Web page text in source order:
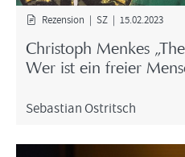
Re­zen­si­on | SZ | 15.02.2023
Chris­toph Men­kes
Wer ist ein frei­er
Se­bas­ti­an Ost­rit­sch